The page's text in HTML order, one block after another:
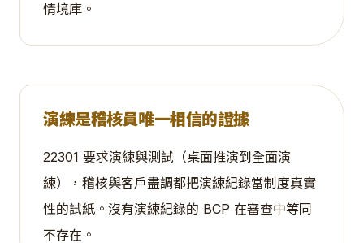
情境庫。
演練是稽核員唯一相信的證據
22301 要求演練與測試（桌面推演到全面演
練），稽核與客戶盡調都把演練紀錄當制度真實
性的試紙。沒有演練紀錄的 BCP 在審查中等同
不存在。